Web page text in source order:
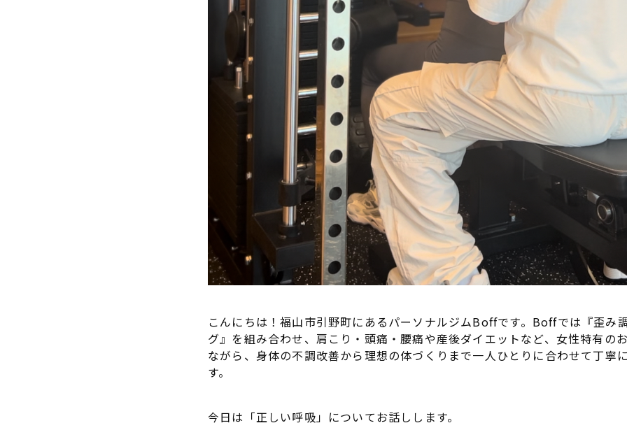
こんにちは！福山市引野町にあるパーソナルジムBoffです。Boffでは『歪み
グ』を組み合わせ、肩こり・頭痛・腰痛や産後ダイエットなど、女性特有の
ながら、身体の不調改善から理想の体づくりまで一人ひとりに合わせて丁寧
す。
今日は「正しい呼吸」についてお話しします。